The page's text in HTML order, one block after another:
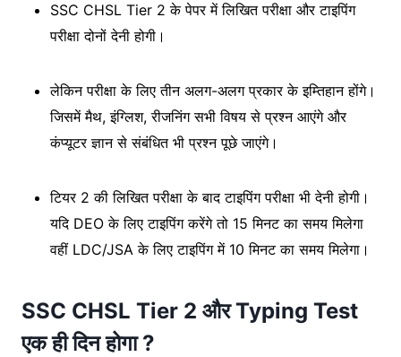
SSC CHSL Tier 2 के पेपर में लिखित परीक्षा और टाइपिंग
परीक्षा दोनों देनी होगी।
लेकिन परीक्षा के लिए तीन अलग-अलग प्रकार के इम्तिहान होंगे।
जिसमें मैथ, इंग्लिश, रीजनिंग सभी विषय से प्रश्न आएंगे और
कंप्यूटर ज्ञान से संबंधित भी प्रश्न पूछे जाएंगे।
टियर 2 की लिखित परीक्षा के बाद टाइपिंग परीक्षा भी देनी होगी।
यदि DEO के लिए टाइपिंग करेंगे तो 15 मिनट का समय मिलेगा
वहीं LDC/JSA के लिए टाइपिंग में 10 मिनट का समय मिलेगा।
SSC CHSL Tier 2 और Typing Test
एक ही दिन होगा ?